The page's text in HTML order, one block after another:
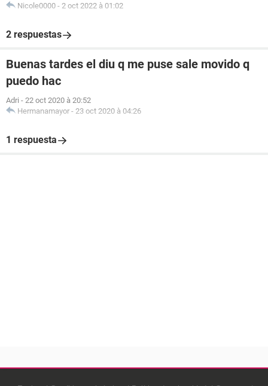
Nicole0000 - 2 oct 2022 à 01:02
2 respuestas
Buenas tardes el diu q me puse sale movido q
puedo hac
Adri - 22 oct 2020 à 20:52
Hermanamayor - 23 oct 2020 à 04:26
1 respuesta